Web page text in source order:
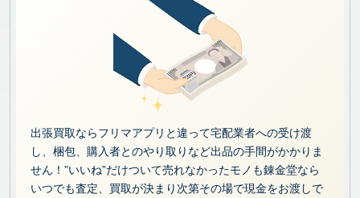
出張買取ならフリマアプリと違って宅配業者への受け渡
し、梱包、購入者とのやり取りなど出品の手間がかかりま
せん！”いいね”だけついて売れなかったモノも錬金堂なら
いつでも査定、買取が決まり次第その場で現金をお渡しで